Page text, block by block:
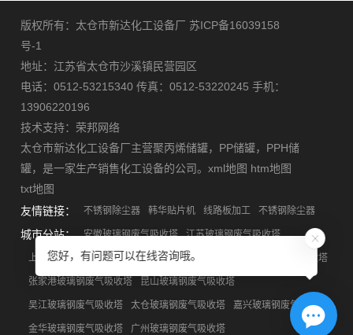
版权所有：太仓市新达化工设备厂 苏ICP备16039158
号-1
地址：江苏省太仓市沙溪镇民营园区
电话：0512-53215340 传真：0512-53220245 手机：
13906220196
技术支持： 荣邦网络
太仓市新达化工设备厂主营聚丙烯储罐， PP储罐， PPH储
罐，是一家生产销售化工设备的公司。xml地图 htm地图
txt地图
友情链接：
不锈钢除尘器 韩华贴片机 线路板加工 不锈钢除尘器
城市分站： 安徽玻璃钢废气吸收塔 江苏玻璃钢废气吸收塔
上海玻璃钢废气吸收塔 浙江玻璃钢废气吸收塔 苏州玻璃钢废气吸收塔
张家港玻璃钢废气吸收塔 昆山玻璃钢废气吸收塔
吴江玻璃钢废气吸收塔 太仓玻璃钢废气吸收塔 嘉兴玻璃钢废气吸收塔
金华玻璃钢废气吸收塔 广州玻璃钢废气吸收塔
您好，有问题可以在线咨询哦。